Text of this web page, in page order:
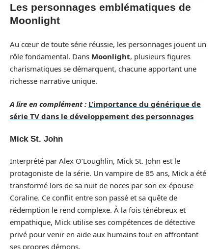
Les personnages emblématiques de
Moonlight
Au cœur de toute série réussie, les personnages jouent un
rôle fondamental. Dans Moonlight, plusieurs figures
charismatiques se démarquent, chacune apportant une
richesse narrative unique.
A lire en complément : L’importance du générique de
série TV dans le développement des personnages
Mick St. John
Interprété par Alex O’Loughlin, Mick St. John est le
protagoniste de la série. Un vampire de 85 ans, Mick a été
transformé lors de sa nuit de noces par son ex-épouse
Coraline. Ce conflit entre son passé et sa quête de
rédemption le rend complexe. À la fois ténébreux et
empathique, Mick utilise ses compétences de détective
privé pour venir en aide aux humains tout en affrontant
ses propres démons.